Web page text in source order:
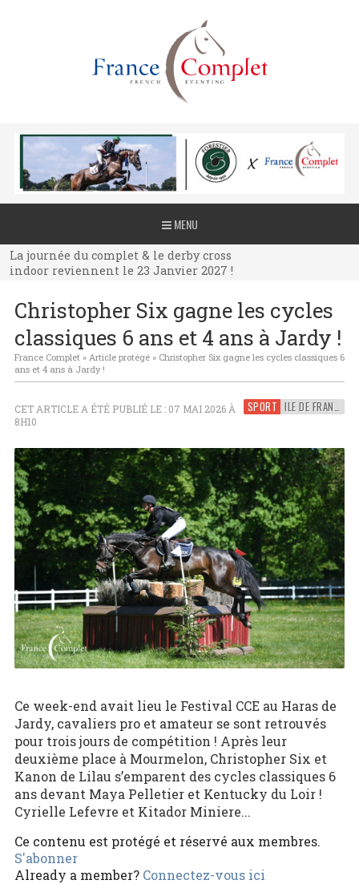
MENU
La journée du complet & le derby cross
indoor reviennent le 23 Janvier 2027 !
La journée du complet & le derby cross
indoor reviennent le 23 Janvier 2027 !
indoor reviennent le 23 Janvier 2027 !
Christopher Six gagne les cycles
classiques 6 ans et 4 ans à Jardy !
France Complet» Article protégé» Christopher Six gagne les cycles classiques 6
ans et 4 ans à Jardy !
SPORT ILE DE FRANCE
CET ARTICLE A ÉTÉ PUBLIÉ LE : 07 MAI 2026 À
8H10
Ce week-end avait lieu le Festival CCE au Haras de
Jardy, cavaliers pro et amateur se sont retrouvés
pour trois jours de compétition ! Après leur
deuxième place à Mourmelon, Christopher Six et
Kanon de Lilau s’emparent des cycles classiques 6
ans devant Maya Pelletier et Kentucky du Loir !
Cyrielle Lefevre et Kitador Miniere...
Ce contenu est protégé et réservé aux membres.
S'abonner
Already a member? Connectez-vous ici